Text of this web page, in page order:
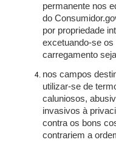
permanente nos
do
por propriedade
excetuando-se
carregamento
nos campos
utilizar-se de
caluniosos,
invasivos à
contra os bons
contrariem a